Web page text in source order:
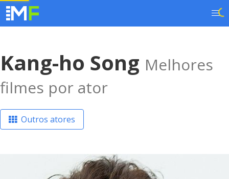
Kang-ho Song Melhores
filmes por ator
Outros atores